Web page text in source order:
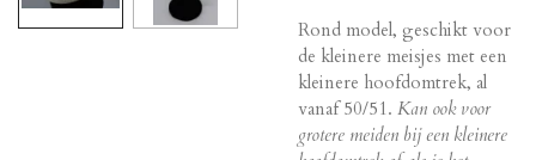
Rond model, geschikt voor
de kleinere meisjes met een
kleinere hoofdomtrek, al
vanaf 50/51. Kan ook voor
grotere meiden bij een kleinere